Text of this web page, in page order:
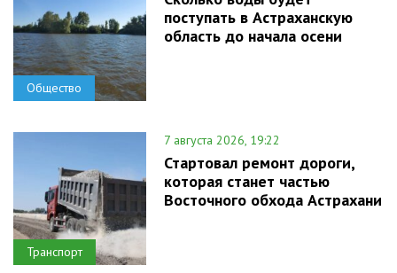
Общество
поступать в Астраханскую
область до начала осени
Транспорт
7 августа 2026, 19:22
Стартовал ремонт дороги,
которая станет частью
Восточного обхода Астрахани